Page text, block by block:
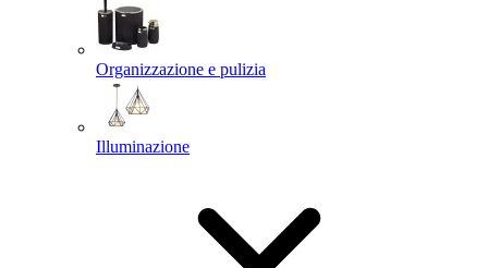
Organizzazione e pulizia
Illuminazione